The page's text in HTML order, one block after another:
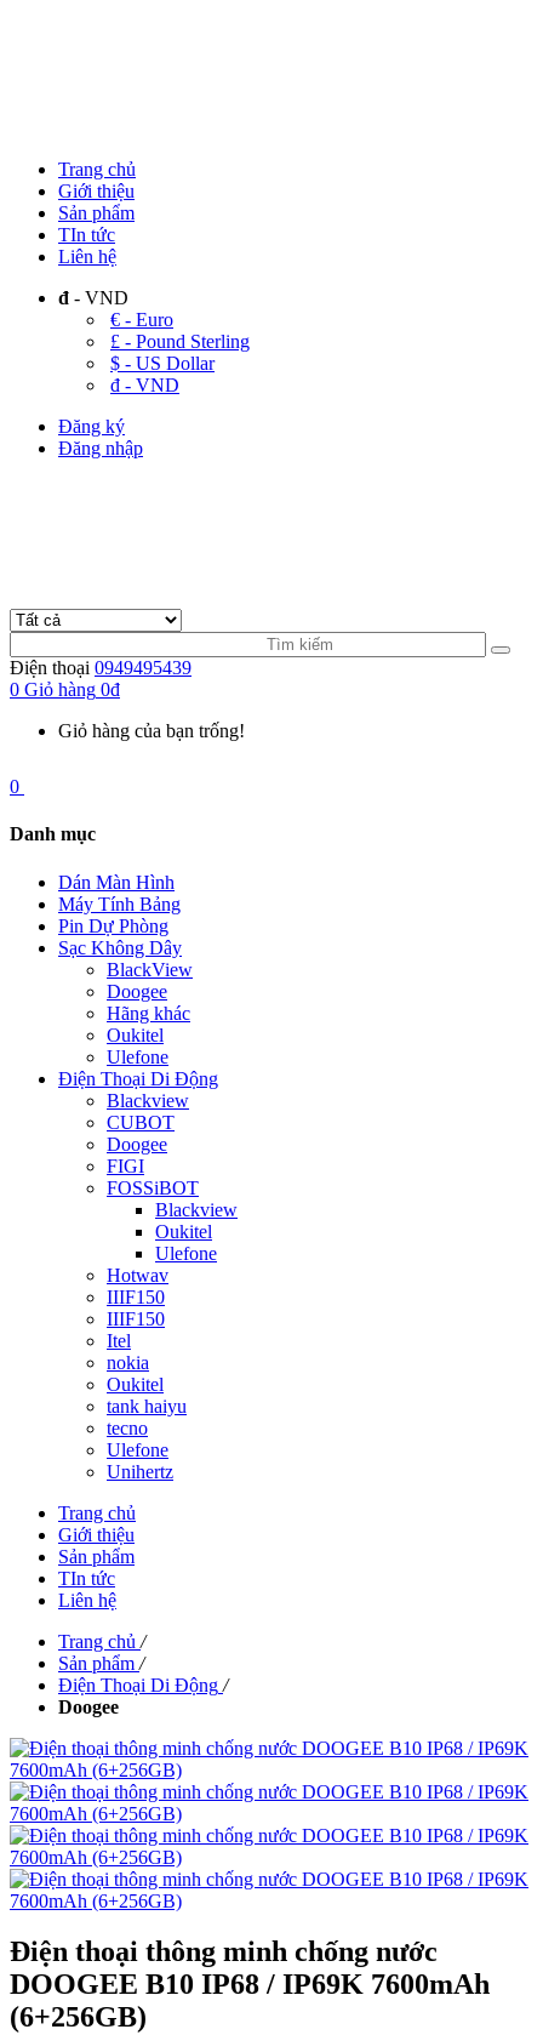
Trang chủ
Giới thiệu
Sản phẩm
TIn tức
Liên hệ
đ - VND
€ - Euro
£ - Pound Sterling
$ - US Dollar
đ - VND
Đăng ký
Đăng nhập
Điện thoại 0949495439
0 Giỏ hàng 0đ
Giỏ hàng của bạn trống!
0
Danh mục
Dán Màn Hình
Máy Tính Bảng
Pin Dự Phòng
Sạc Không Dây
BlackView
Doogee
Hãng khác
Oukitel
Ulefone
Điện Thoại Di Động
Blackview
CUBOT
Doogee
FIGI
FOSSiBOT
Blackview
Oukitel
Ulefone
Hotwav
IIIF150
IIIF150
Itel
nokia
Oukitel
tank haiyu
tecno
Ulefone
Unihertz
Trang chủ
Giới thiệu
Sản phẩm
TIn tức
Liên hệ
Trang chủ /
Sản phẩm /
Điện Thoại Di Động /
Doogee
Điện thoại thông minh chống nước
DOOGEE B10 IP68 / IP69K 7600mAh
(6+256GB)